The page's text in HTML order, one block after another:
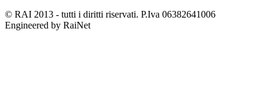
© RAI 2013 - tutti i diritti riservati. P.Iva 06382641006
Engineered by RaiNet